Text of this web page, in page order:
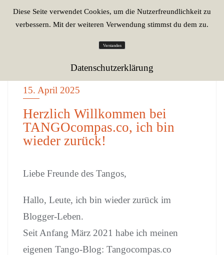
ALLGEMEIN
15. April 2025
Herzlich Willkommen bei
TANGOcompas.co, ich bin
wieder zurück!
Liebe Freunde des Tangos,
Hallo, Leute, ich bin wieder zurück im
Blogger-Leben.
Seit Anfang März 2021 habe ich meinen
eigenen Tango-Blog: Tangocompas.co
Diese Seite verwendet Cookies, um die Nutzerfreundlichkeit zu
verbessern. Mit der weiteren Verwendung stimmst du dem zu.
Verstanden
Datenschutzerklärung